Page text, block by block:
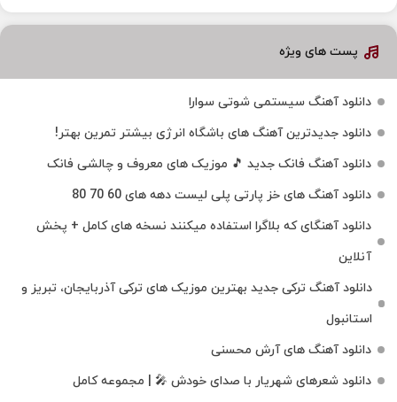
پست های ویژه
دانلود آهنگ سیستمی شوتی سوارا
دانلود جدیدترین آهنگ‌ های باشگاه انرژی بیشتر تمرین بهتر!
دانلود آهنگ فانک جدید 🎵 موزیک‌ های معروف و چالشی فانک
دانلود آهنگ های خز پارتی پلی لیست دهه های 60 70 80
دانلود آهنگای که بلاگرا استفاده میکنند نسخه های کامل + پخش
آنلاین
دانلود آهنگ ترکی جدید بهترین موزیک‌ های ترکی آذربایجان، تبریز و
استانبول
دانلود آهنگ های آرش محسنی
دانلود شعرهای شهریار با صدای خودش 🎤 | مجموعه کامل